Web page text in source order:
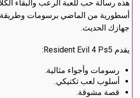
هذه رسالة حب للعبة الرعب والبقاء
أسطورية من الماضي برسومات
جهازك الحديث.
يقدم Resident Evil 4 Ps5:
رسومات وأجواء مثالية.
أسلوب لعب تكتيكي.
قصة مشوقة.